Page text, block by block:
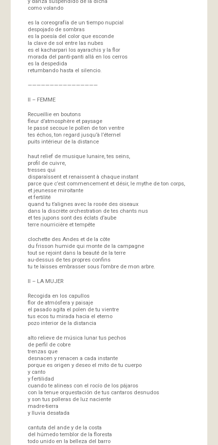
como volando
es la coreografía de un tiempo nupcial
despojado de sombras
es la poesía del color que esconde
la clave de sol entre las nubes
es el kacharpari los ayarachis y la flor
morada del panti-panti allá en los cerros
es la despedida
retumbando hasta el silencio.
————————————————
II – FEMME
Recueillie en boutons
fleur d’atmosphère et paysage
le passé secoue le pollen de ton ventre
tes échos, ton regard jusqu’à l’éternel
puits intérieur de la distance
haut relief de musique lunaire, tes seins,
profil de cuivre,
tresses qui
disparaîssent et renaissent à chaque instant
parce que c’est commencement et désir, le mythe de ton corps,
et jeunesse miroitante
et fertilité
quand tu t’alignes avec la rosée des oiseaux
dans la discrète orchestration de tes chants nus
et tes jupons sont des éclats d’aube
terre nourricière et tempête
clochette des Andes et de la côte
du frisson humide qui monte de la campagne
tout se rejoint dans la beauté de la terre
au-dessus de tes propres confins
tu te laisses embrasser sous l’ombre de mon arbre.
II – LA MUJER
Recogida en los capullos
flor de atmósfera y paisaje
el pasado agita el polen de tu vientre
tus ecos tu mirada hacia el eterno
pozo interior de la distancia
alto relieve de música lunar tus pechos
de perfil de cobre
trenzas que
desnacen y renacen a cada instante
porque es origen y deseo el mito de tu cuerpo
y canto
y fertilidad
cuando te alineas con el rocío de los pájaros
con la tenue orquestación de tus cantaros desnudos
y son tus polleras de luz naciente
madre-tierra
y lluvia desatada
cantuta del ande y de la costa
del húmedo temblor de la floresta
todo unido en la belleza del barro